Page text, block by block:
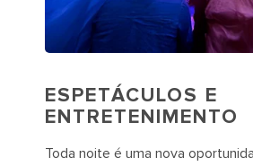
ESPETÁCULOS E
ENTRETENIMENTO
Toda noite é uma nova